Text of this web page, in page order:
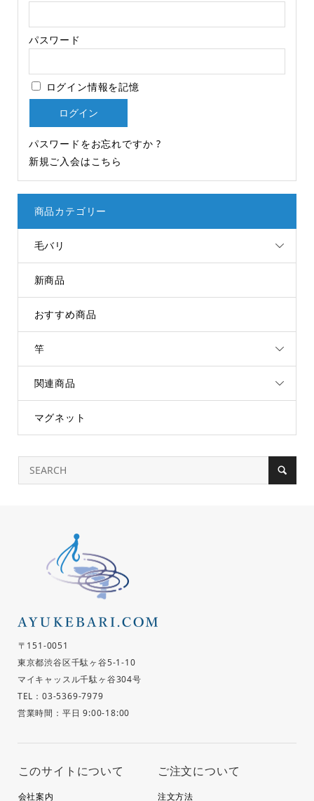
パスワード
ログイン情報を記憶
パスワードをお忘れですか ?
新規ご入会はこちら
商品カテゴリー
毛バリ
新商品
おすすめ商品
竿
関連商品
マグネット
〒151-0051
東京都渋谷区千駄ヶ谷5-1-10
マイキャッスル千駄ヶ谷304号
TEL：03-5369-7979
営業時間：平日 9:00-18:00
このサイトについて
会社案内
ご注文について
注文方法